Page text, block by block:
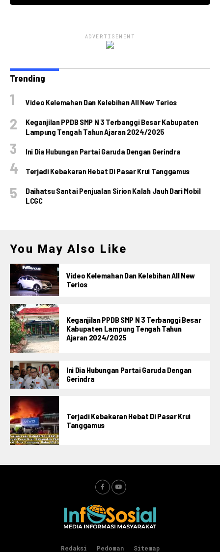
ADVERTISEMENT
Trending
Video Kelemahan Dan Kelebihan All New Terios
Keganjilan PPDB SMP N 3 Terbanggi Besar Kabupaten
Lampung Tengah Tahun Ajaran 2024/2025
Ini Dia Hubungan Partai Garuda Dengan Gerindra
Terjadi Kebakaran Hebat Di Pasar Krui Tanggamus
Daihatsu Santai Penjualan Sirion Kalah Jauh Dari Mobil
LCGC
You May Also Like
Video Kelemahan Dan Kelebihan All New
Terios
Keganjilan PPDB SMP N 3 Terbanggi Besar
Kabupaten Lampung Tengah Tahun
Ajaran 2024/2025
Ini Dia Hubungan Partai Garuda Dengan
Gerindra
Terjadi Kebakaran Hebat Di Pasar Krui
Tanggamus
Redaksi Pedoman Sitemap